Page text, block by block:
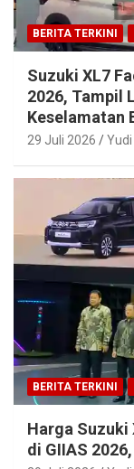
BERITA TERKINI
Suzuki XL7
2026, Tampil
Keselamatan
29 Juli 2026
BERITA TERKINI
Harga Suzuki
di GIIAS